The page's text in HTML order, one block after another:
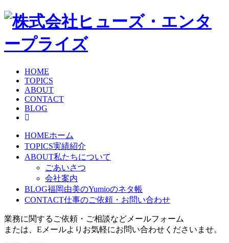
HOME
TOPICS
ABOUT
CONTACT
BLOG
HOMEホーム
TOPICS実績紹介
ABOUT私たちについて
ごあいさつ
会社案内
BLOG福岡由美のYumioのネタ帳
CONTACT仕事のご依頼・お問い合わせ
業務に関するご依頼・ご相談などメールフォーム
または、Eメールよりお気軽にお問い合わせくださいませ。